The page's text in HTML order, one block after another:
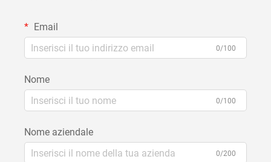
Email
0/100
Nome
0/100
Nome aziendale
0/200